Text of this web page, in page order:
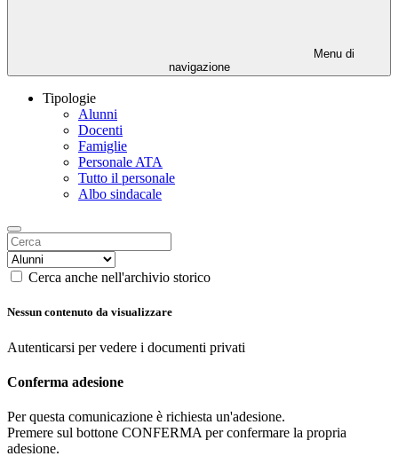
Menu di
navigazione
Tipologie
Alunni
Docenti
Famiglie
Personale ATA
Tutto il personale
Albo sindacale
Cerca anche nell'archivio storico
Nessun contenuto da visualizzare
Autenticarsi per vedere i documenti privati
Conferma adesione
Per questa comunicazione è richiesta un'adesione.
Premere sul bottone CONFERMA per confermare la propria
adesione.